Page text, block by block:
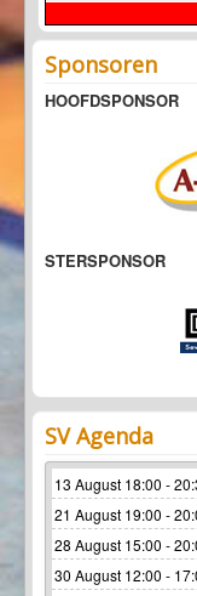
Sponsoren
HOOFDSPONSOR
STERSPONSOR
SV Agenda
13 August 18:00 -
21 August 19:00 -
28 August 15:00 -
30 August 12:00 -